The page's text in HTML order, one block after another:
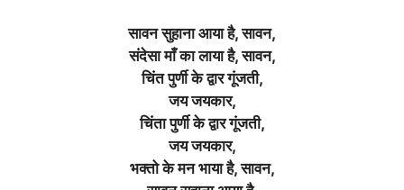
सावन सुहाना आया है, सावन,
संदेसा माँ का लाया है, सावन,
चिंत पुर्णी के द्वार गूंजती,
जय जयकार,
चिंता पुर्णी के द्वार गूंजती,
जय जयकार,
भक्तो के मन भाया है, सावन,